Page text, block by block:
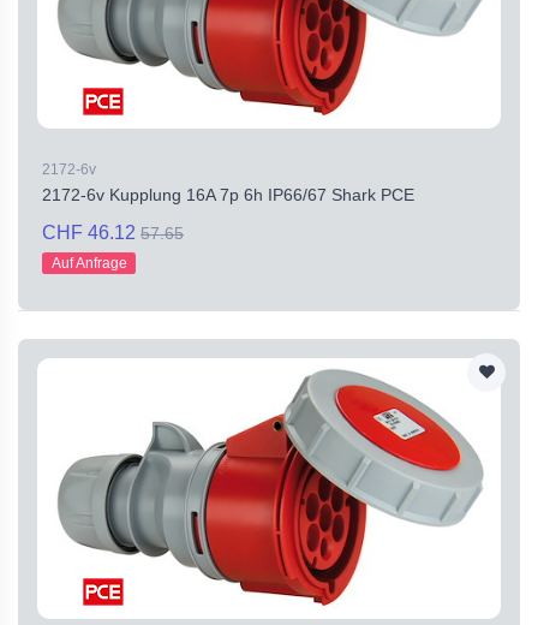
2172-6v
2172-6v Kupplung 16A 7p 6h IP66/67 Shark PCE
CHF 46.12 57.65
Auf Anfrage